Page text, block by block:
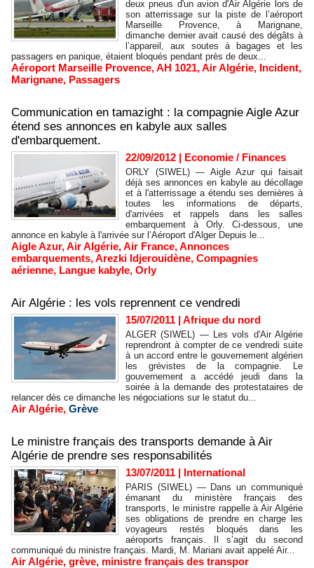
deux pneus d'un avion d'Air Algérie lors de
son atterrissage sur la piste de l’aéroport
Marseille Provence, à Marignane,
dimanche dernier avait causé des dégâts à
l’appareil, aux soutes à bagages et les
passagers en panique, étaient bloqués pendant près de deux...
Aéroport Marseille Provence,AH 1021,Air Algérie, Incident,
Marignane, Passagers
Communication en tamazight : la compagnie Aigle Azur
étend ses annonces en kabyle aux salles
d'embarquement.
22/09/2012 | Economie / Finances
ORLY (SIWEL) — Aigle Azur qui faisait
déjà ses annonces en kabyle au décollage
et à l'atterrissage a étendu ses dernières à
toutes les informations de départs,
d'arrivées et rappels dans les salles
embarquement à Orly. Ci-dessous, une
annonce en kabyle à l'arrivée sur l’Aéroport d'Alger Depuis le...
Aigle Azur,Air Algérie,Air France,Annonces
embarquements,Arezki Idjerouidène, Compagnies
aérienne, Langue kabyle, Orly
Air Algérie : les vols reprennent ce vendredi
15/07/2011 | Afrique du nord
ALGER (SIWEL) — Les vols d'Air Algérie
reprendront à compter de ce vendredi suite
à un accord entre le gouvernement algérien
les grévistes de la compagnie. Le
gouvernement a accédé jeudi dans la
soirée à la demande des protestataires de
relancer dès ce dimanche les négociations sur le statut du...
Air Algérie, Grève
Le ministre français des transports demande à Air
Algérie de prendre ses responsabilités
13/07/2011 | International
PARIS (SIWEL) — Dans un communiqué
émanant du ministère français des
transports, le ministre rappelle à Air Algérie
ses obligations de prendre en charge les
voyageurs restés bloqués dans les
aéroports français. Il s’agit du second
communiqué du ministre français. Mardi, M. Mariani avait appelé Air...
Air Algérie, grève, ministre français des transpor